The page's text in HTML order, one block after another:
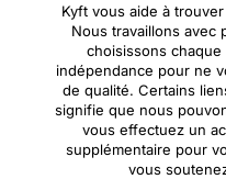
Kyft vous aide à
Nous travaillons avec
choisissons
indépendance pour ne
de qualité. Certains
signifie que nous
vous effectuez un
supplémentaire pour
vous